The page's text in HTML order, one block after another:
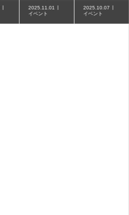
2025.11.01
イベント
2025.10.07
イベント